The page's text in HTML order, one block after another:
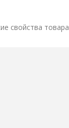
свойства товара